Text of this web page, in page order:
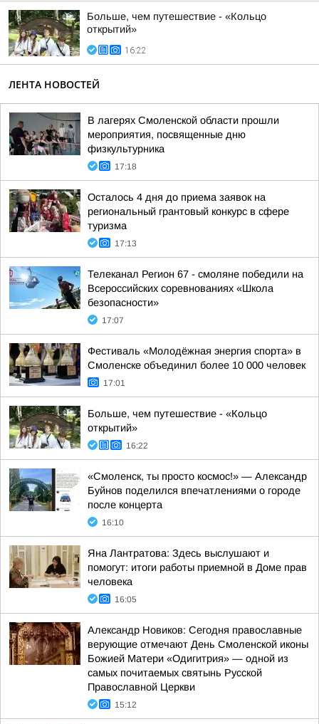
Больше, чем путешествие - «Кольцо
открытий»
16:22
ЛЕНТА НОВОСТЕЙ
В лагерях Смоленской области прошли
мероприятия, посвященные дню
физкультурника
17:18
Осталось 4 дня до приема заявок на
региональный грантовый конкурс в сфере
туризма
17:13
Телеканал Регион 67 - смоляне победили на
Всероссийских соревнованиях «Школа
безопасности»
17:07
Фестиваль «Молодёжная энергия спорта» в
Смоленске объединил более 10 000 человек
17:01
Больше, чем путешествие - «Кольцо
открытий»
16:22
«Смоленск, ты просто космос!» — Александр
Буйнов поделился впечатлениями о городе
после концерта
16:10
Яна Лантратова: Здесь выслушают и
помогут: итоги работы приемной в Доме прав
человека
16:05
Александр Новиков: Сегодня православные
верующие отмечают День Смоленской иконы
Божией Матери «Одигитрия» — одной из
самых почитаемых святынь Русской
Православной Церкви
15:12